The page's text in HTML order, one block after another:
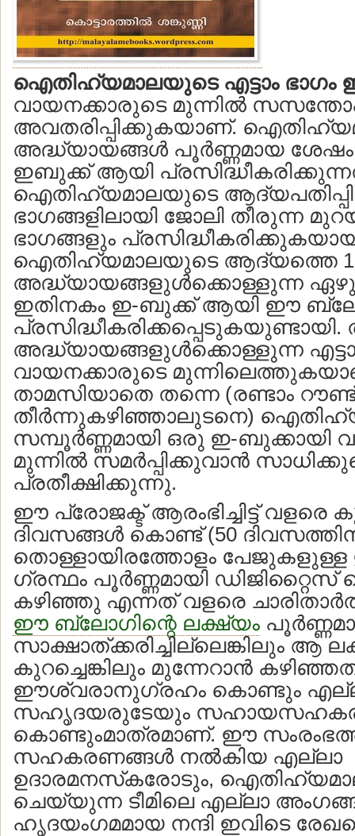
ഐതിഹ്യമാലയുടെ എട്ടാം ഭാഗം
വായനക്കാരുടെ മുന്നില്‍
അവതരിപ്പിക്കുകയാണ്.
അദ്ധ്യായങ്ങള്‍ പൂര്‍ണ്ണമായ ശേഷം
ഇബുക്ക് ആയി
ഐതിഹ്യമാലയുടെ
ഭാഗങ്ങളിലായി ജോലി തീരുന്ന
ഭാഗങ്ങളും
ഐതിഹ്യമാലയുടെ ആദ്യത്തെ
അദ്ധ്യായങ്ങളുള്‍ക്കൊള്ളുന്ന ഏഴു
ഇതിനകം ഇ-ബുക്ക് ആയി ഈ
അദ്ധ്യായങ്ങളുള്‍ക്കൊള്ളുന്ന
വായനക്കാരുടെ
താമസിയാതെ തന്നെ (രണ്ടാം
തീര്‍ന്നുകഴിഞ്ഞാലുടനെ)
സമ്പൂര്‍ണ്ണമായി ഒരു ഇ-ബുക്കായി
മുന്നില്‍ സമര്‍പ്പിക്കുവാന്‍
പ്രതീക്ഷിക്കുന്നു.
ഈ പ്രോജക്ട് ആരംഭിച്ചിട്ട് വളരെ
ദിവസങ്ങള്‍ കൊണ്ട് (50
തൊള്ളായിരത്തോളം
ഗ്രന്ഥം പൂര്‍ണ്ണമായി
കഴിഞ്ഞു എന്നത് വളരെ
ഈ ബ്ലോഗിന്റെ ലക്ഷ്യം
സാക്ഷാത്ക്കരിച്ചില്ലെങ്കിലും ആ
കുറച്ചെങ്കിലും മുന്നേറാന്‍
ഈശ്വരാനുഗ്രഹം കൊണ്ടും
സഹൃദയരുടേയും
കൊണ്ടുംമാത്രമാണ്. ഈ
സഹകരണങ്ങള്‍ നല്‍കിയ എല്ലാ
ഉദാരമനസ്‌കരോടും,
ചെയ്യുന്ന ടീമിലെ എല്ലാ
ഹൃദയംഗമമായ നന്ദി ഇവിടെ